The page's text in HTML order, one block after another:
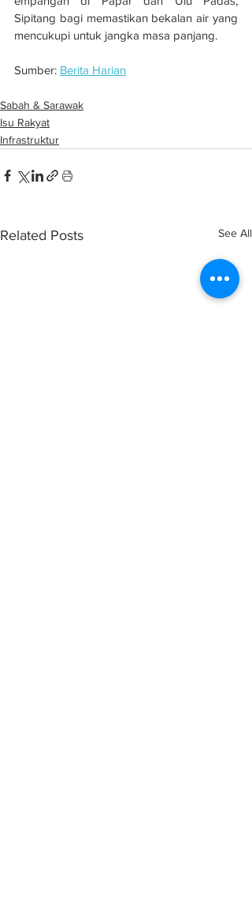
Sipitang bagi memastikan bekalan air yang
mencukupi untuk jangka masa panjang.
Sumber: Berita Harian
Sabah & Sarawak
Isu Rakyat
Infrastruktur
Related Posts See All